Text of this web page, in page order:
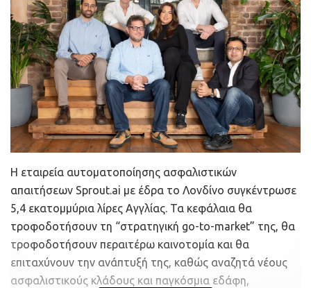
Η εταιρεία αυτοματοποίησης ασφαλιστικών
απαιτήσεων Sprout.ai με έδρα το Λονδίνο συγκέντρωσε
5,4 εκατομμύρια λίρες Αγγλίας. Τα κεφάλαια θα
τροφοδοτήσουν τη “στρατηγική go-to-market” της, θα
τροφοδοτήσουν περαιτέρω καινοτομία και θα
επιταχύνουν την ανάπτυξή της, καθώς αναζητά νέους
ασφαλιστικούς κλάδους και παγκόσμια εδάφη,